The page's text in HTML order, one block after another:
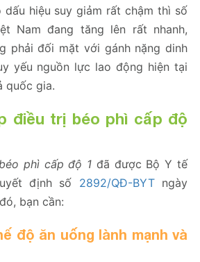
dấu hiệu suy giảm rất chậm thì số
Nam đang tăng lên rất nhanh,
phải đối mặt với gánh nặng dinh
yếu nguồn lực lao động hiện tại
quốc gia.
điều trị béo phì cấp độ
phì cấp độ 1 đã được Bộ Y tế
định số 2892/QĐ-BYTngày
bạn cần:
độ ăn uống lành mạnh và